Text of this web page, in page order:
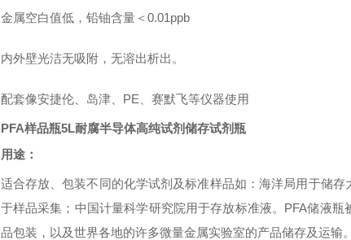
金属空白值低，铅铀含量＜0.01ppb
内外壁光洁无吸附，无溶出析出。
配套像安捷伦、岛津、PE、赛默飞等仪器使用
PFA样品瓶5L耐腐半导体高纯试剂储存试剂瓶
用途：
适合存放、包装不同的化学试剂及标准样品如：海洋局用于储
于样品采集； 中国计量科学研究院用于存放标准液。 PFA储液瓶
品包装，以及世界各地的许多微量金属实验室的产品储存及运输。